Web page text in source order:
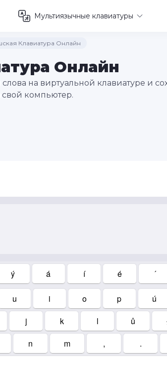
Мультиязычные клавиатуры
Клавиатура Онлайн
Онлайн
на виртуальной клавиатуре и
свой компьютер.
ý á í é ´
u i o p ú
j k l ů
n m , .